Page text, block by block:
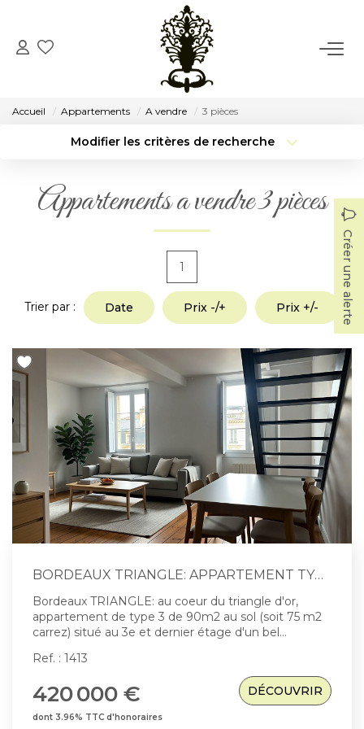
ACCUEIL
CONSEIL
NOTRE AGENCE
Notre Histoire
CONTACT
Accueil Appartements A vendre 3 pièces
Modifier les critères de recherche
Type de bien
Budget max Plus de critères
Appartements a vendre 3 pièces
Créer une alerte
1
Trier par : Date Prix -/+ Prix +/-
BORDEAUX TRIANGLE: APPARTEMENT TYPE 3 DERNIER ÉTAGE
Bordeaux TRIANGLE: au coeur du triangle d'or,
appartement de type 3 de 90m2 au sol (soit 75 m2
carrez) situé au 3e et dernier étage d'un bel
bien exposé, bénéficie d'un séjour lumineux, d'une
cuisine, d'un beau dégagement permettant l'accès
aux deux chambres (dont une en duplex) situées au
Emplacement premium au pied de toutes
Ref. : 1413
420 000 €
dont 3.96% TTC d'honoraires
DÉCOUVRIR